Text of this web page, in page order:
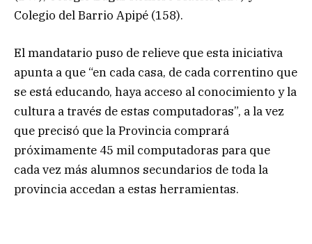
Colegio del Barrio Apipé (158).
El mandatario puso de relieve que esta iniciativa
apunta a que “en cada casa, de cada correntino que
se está educando, haya acceso al conocimiento y la
cultura a través de estas computadoras”, a la vez
que precisó que la Provincia comprará
próximamente 45 mil computadoras para que
cada vez más alumnos secundarios de toda la
provincia accedan a estas herramientas.